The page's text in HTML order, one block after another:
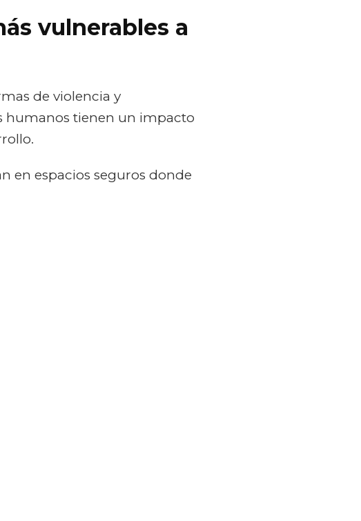
vulnerables a
de violencia y
humanos tienen un impacto
en espacios seguros donde